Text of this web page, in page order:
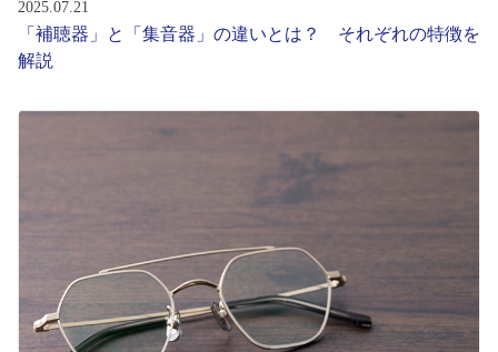
2025.07.21
「補聴器」と「集音器」の違いとは？ それぞれの特徴を
解説